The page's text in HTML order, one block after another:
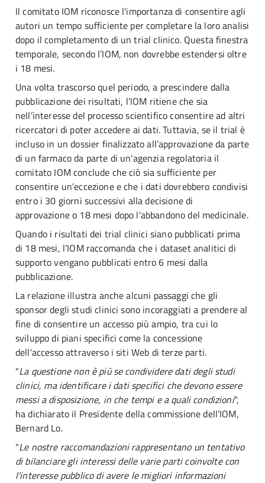
Il comitato IOM riconosce l'importanza di consentire agli
autori un tempo sufficiente per completare la loro analisi
dopo il completamento di un trial clinico. Questa finestra
temporale, secondo l’IOM, non dovrebbe estendersi oltre
i 18 mesi.
Una volta trascorso quel periodo, a prescindere dalla
pubblicazione dei risultati, l’IOM ritiene che sia
nell’interesse del processo scientifico consentire ad altri
ricercatori di poter accedere ai dati. Tuttavia, se il trial è
incluso in un dossier finalizzato all’approvazione da parte
di un farmaco da parte di un'agenzia regolatoria il
comitato IOM conclude che ciò sia sufficiente per
consentire un’eccezione e che i dati dovrebbero condivisi
entro i 30 giorni successivi alla decisione di
approvazione o 18 mesi dopo l'abbandono del medicinale.
Quando i risultati dei trial clinici siano pubblicati prima
di 18 mesi, l’IOM raccomanda che i dataset analitici di
supporto vengano pubblicati entro 6 mesi dalla
pubblicazione.
La relazione illustra anche alcuni passaggi che gli
sponsor degli studi clinici sono incoraggiati a prendere al
fine di consentire un accesso più ampio, tra cui lo
sviluppo di piani specifici come la concessione
dell'accesso attraverso i siti Web di terze parti.
"La questione non è più se condividere dati degli studi
clinici, ma identificare i dati specifici che devono essere
messi a disposizione, in che tempi e a quali condizioni",
ha dichiarato il Presidente della commissione dell’IOM,
Bernard Lo.
"Le nostre raccomandazioni rappresentano un tentativo
di bilanciare gli interessi delle varie parti coinvolte con
l'interesse pubblico di avere le migliori informazioni